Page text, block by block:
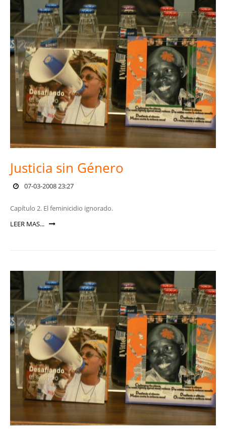
Justicia sin Género
07-03-2008 23:27
Capítulo 2. El feminicidio ignorado.
LEER MAS...